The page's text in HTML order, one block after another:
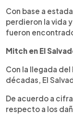
Con base a
perdieron la vida
fueron
Mitch en El
Con la llegada
décadas, El
De acuerdo a
respecto a los